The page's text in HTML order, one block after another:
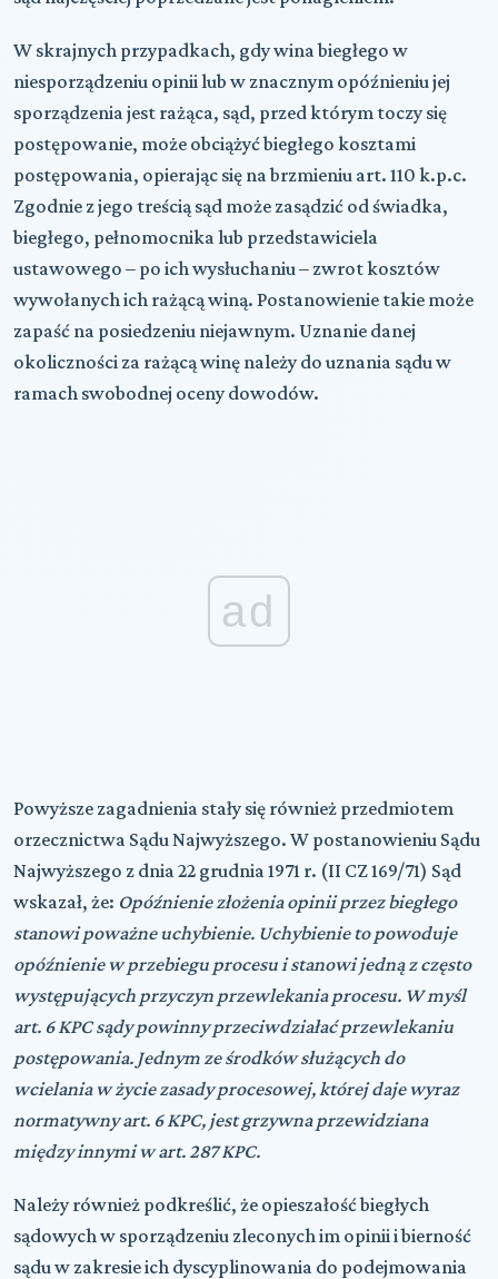
W skrajnych przypadkach, gdy wina biegłego w
niesporządzeniu opinii lub w znacznym opóźnieniu jej
sporządzenia jest rażąca, sąd, przed którym toczy się
postępowanie, może obciążyć biegłego kosztami
postępowania, opierając się na brzmieniu art. 110 k.p.c.
Zgodnie z jego treścią sąd może zasądzić od świadka,
biegłego, pełnomocnika lub przedstawiciela
ustawowego – po ich wysłuchaniu – zwrot kosztów
wywołanych ich rażącą winą. Postanowienie takie może
zapaść na posiedzeniu niejawnym. Uznanie danej
okoliczności za rażącą winę należy do uznania sądu w
ramach swobodnej oceny dowodów.
ad
Powyższe zagadnienia stały się również przedmiotem
orzecznictwa Sądu Najwyższego. W postanowieniu Sądu
Najwyższego z dnia 22 grudnia 1971 r. (II CZ 169/71) Sąd
wskazał, że: Opóźnienie złożenia opinii przez biegłego
stanowi poważne uchybienie. Uchybienie to powoduje
opóźnienie w przebiegu procesu i stanowi jedną z często
występujących przyczyn przewlekania procesu. W myśl
art. 6 KPC sądy powinny przeciwdziałać przewlekaniu
postępowania. Jednym ze środków służących do
wcielania w życie zasady procesowej, której daje wyraz
normatywny art. 6 KPC, jest grzywna przewidziana
między innymi w art. 287 KPC.
Należy również podkreślić, że opieszałość biegłych
sądowych w sporządzeniu zleconych im opinii i bierność
sądu w zakresie ich dyscyplinowania do podejmowania